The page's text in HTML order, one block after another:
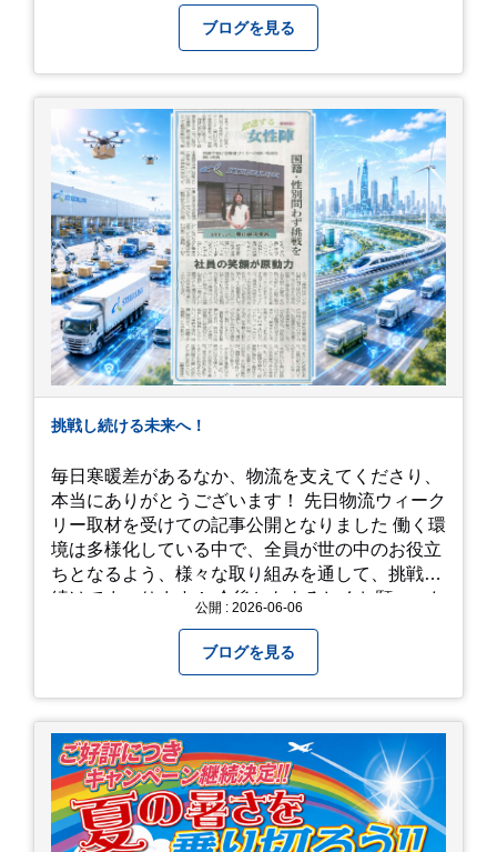
時期を「我慢する期間」から「お出かけを楽しむ
期間」に変えてくれる、そんな素敵な場所です。
いです！
撮影した記念写真を添付します。 チュオンさんの
今後のご活躍と新しいスタートを、みんなで応援
しましょう！ チュオンさん、今まで本当にありが
とうございました！
ブログを見る
挑戦し続ける未来へ！
毎日寒暖差があるなか、物流を支えてくださり、
本当にありがとうございます！ 先日物流ウィーク
リー取材を受けての記事公開となりました 働く環
境は多様化している中で、全員が世の中のお役立
ちとなるよう、様々な取り組みを通して、挑戦を
続けてまいります！ 今後ともよろしくお願いいた公開 : 2026-06-06
ブログを見る